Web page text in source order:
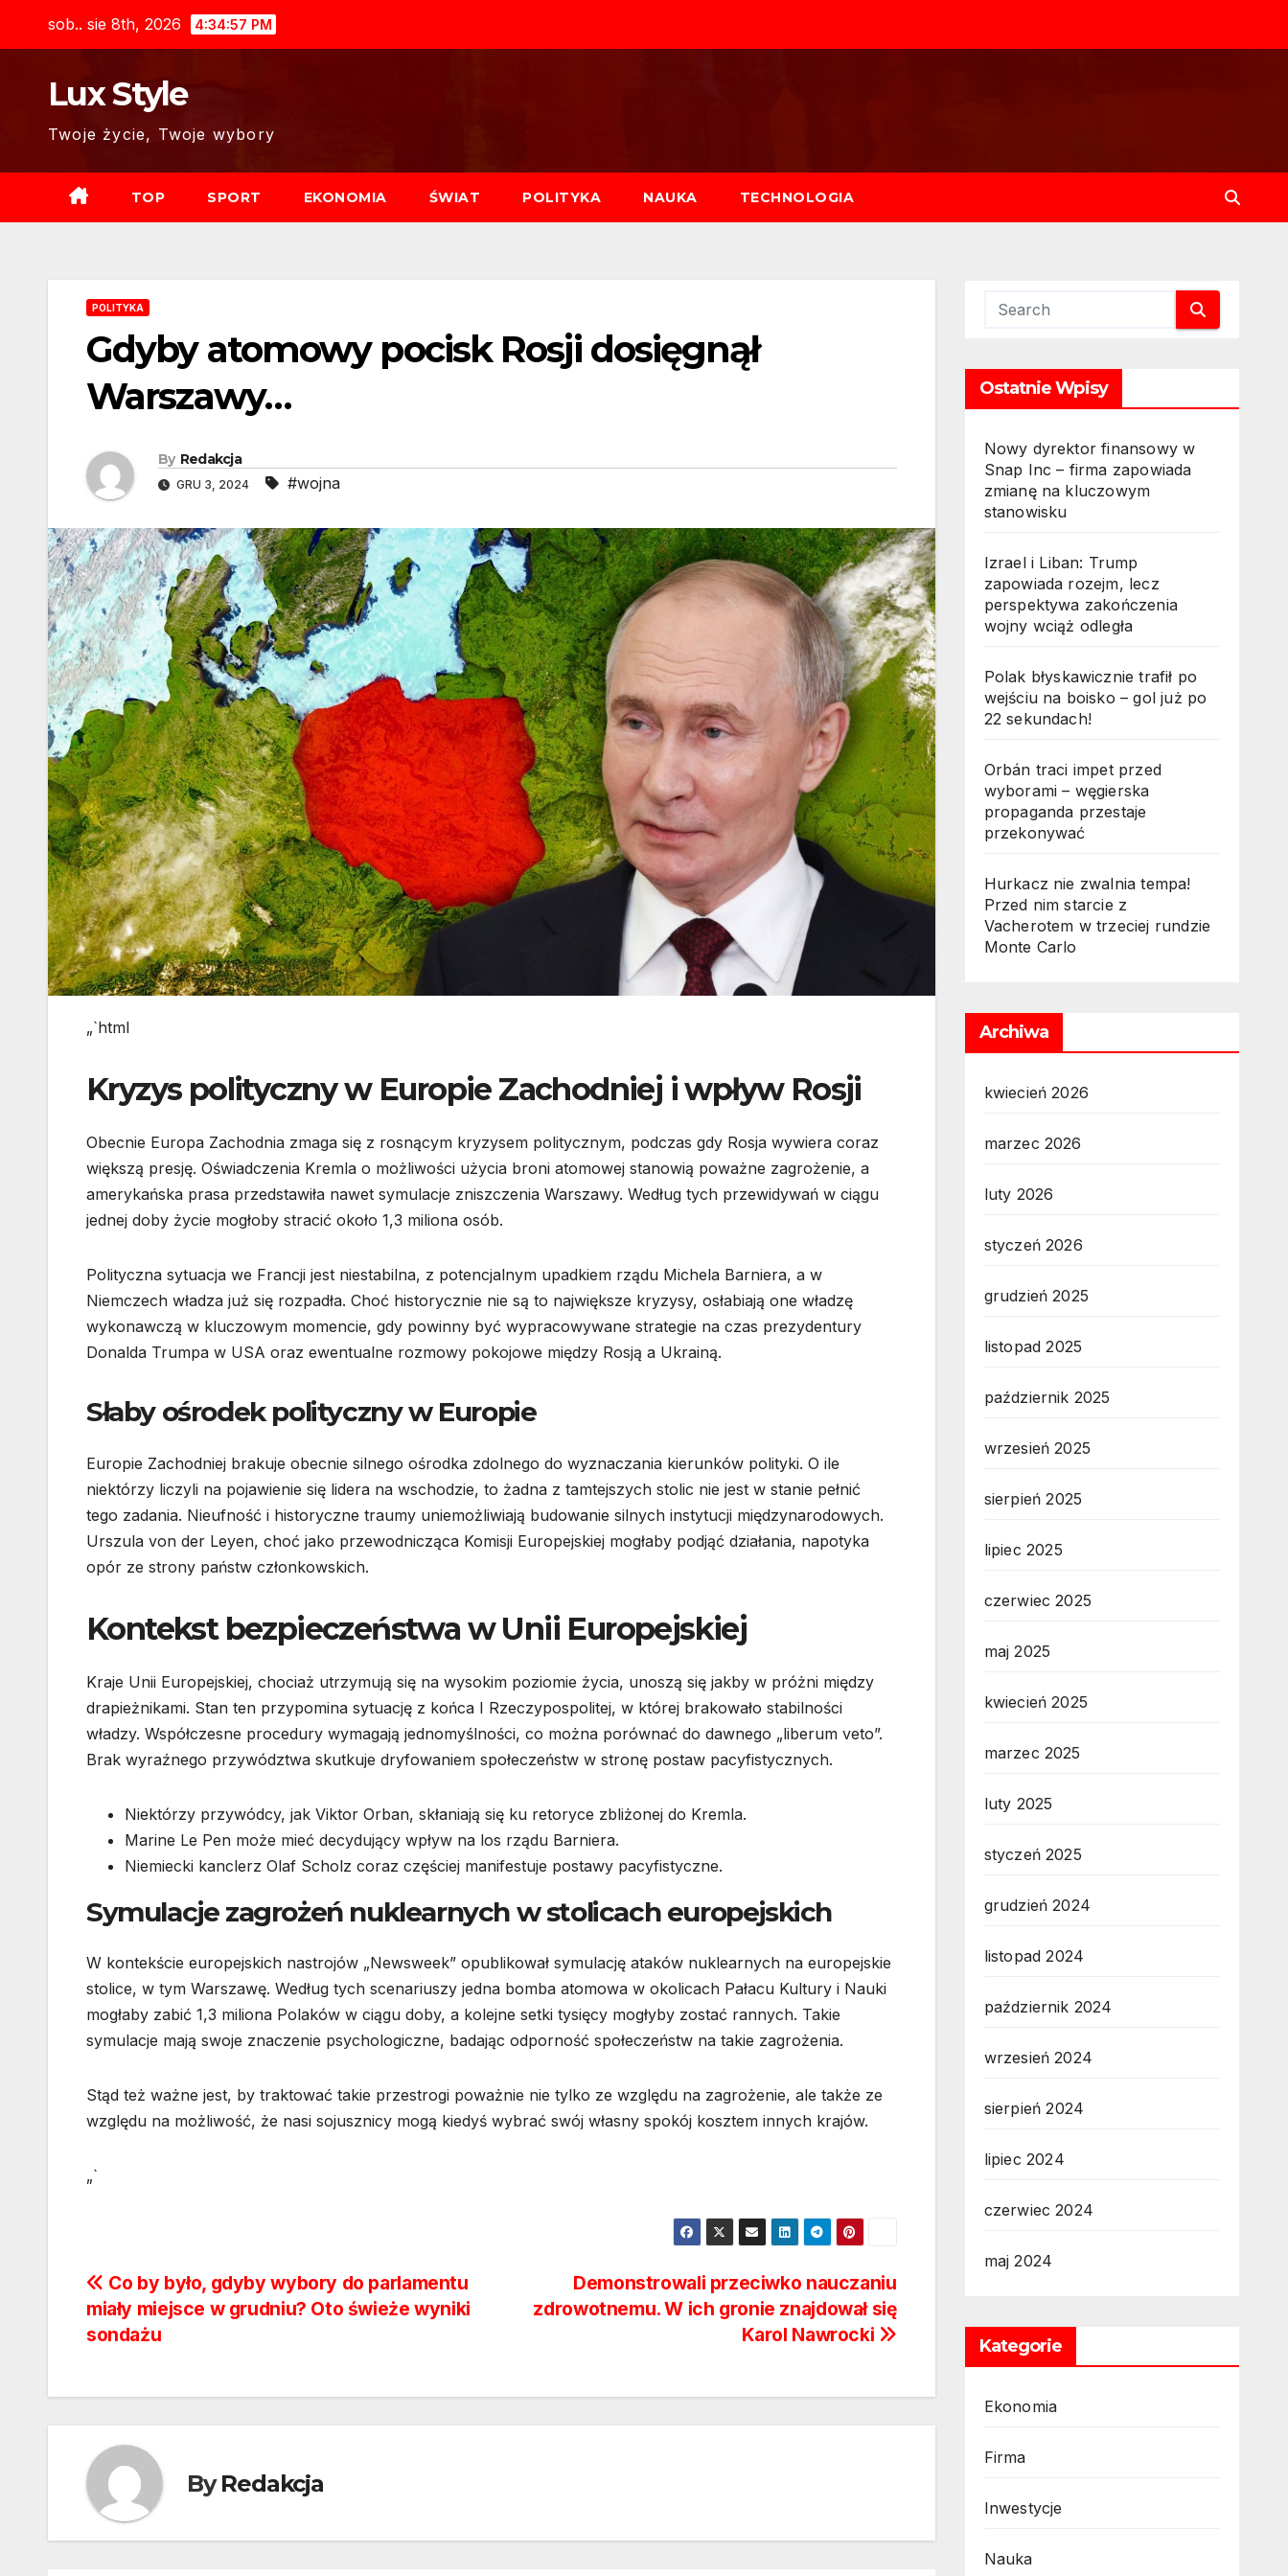
sob.. sie 8th, 2026 4:34:58 PM
Lux Style
Twoje życie, Twoje wybory
TOP SPORT EKONOMIA ŚWIAT POLITYKA NAUKA TECHNOLOGIA
POLITYKA
Gdyby atomowy pocisk Rosji dosięgnął
Warszawy…
By Redakcja
GRU 3, 2024 #wojna
„`html
Kryzys polityczny w Europie Zachodniej i wpływ Rosji
Obecnie Europa Zachodnia zmaga się z rosnącym kryzysem politycznym, podczas gdy Rosja wywiera coraz
większą presję. Oświadczenia Kremla o możliwości użycia broni atomowej stanowią poważne zagrożenie, a
amerykańska prasa przedstawiła nawet symulacje zniszczenia Warszawy. Według tych przewidywań w ciągu
jednej doby życie mogłoby stracić około 1,3 miliona osób.
Polityczna sytuacja we Francji jest niestabilna, z potencjalnym upadkiem rządu Michela Barniera, a w
Niemczech władza już się rozpadła. Choć historycznie nie są to największe kryzysy, osłabiają one władzę
wykonawczą w kluczowym momencie, gdy powinny być wypracowywane strategie na czas prezydentury
Donalda Trumpa w USA oraz ewentualne rozmowy pokojowe między Rosją a Ukrainą.
Słaby ośrodek polityczny w Europie
Europie Zachodniej brakuje obecnie silnego ośrodka zdolnego do wyznaczania kierunków polityki. O ile
niektórzy liczyli na pojawienie się lidera na wschodzie, to żadna z tamtejszych stolic nie jest w stanie pełnić
tego zadania. Nieufność i historyczne traumy uniemożliwiają budowanie silnych instytucji międzynarodowych.
Urszula von der Leyen, choć jako przewodnicząca Komisji Europejskiej mogłaby podjąć działania, napotyka
opór ze strony państw członkowskich.
Kontekst bezpieczeństwa w Unii Europejskiej
Kraje Unii Europejskiej, chociaż utrzymują się na wysokim poziomie życia, unoszą się jakby w próżni między
drapieżnikami. Stan ten przypomina sytuację z końca I Rzeczypospolitej, w której brakowało stabilności
władzy. Współczesne procedury wymagają jednomyślności, co można porównać do dawnego „liberum veto”.
Brak wyraźnego przywództwa skutkuje dryfowaniem społeczeństw w stronę postaw pacyfistycznych.
Niektórzy przywódcy, jak Viktor Orban, skłaniają się ku retoryce zbliżonej do Kremla.
Marine Le Pen może mieć decydujący wpływ na los rządu Barniera.
Niemiecki kanclerz Olaf Scholz coraz częściej manifestuje postawy pacyfistyczne.
Symulacje zagrożeń nuklearnych w stolicach europejskich
W kontekście europejskich nastrojów „Newsweek” opublikował symulację ataków nuklearnych na europejskie
stolice, w tym Warszawę. Według tych scenariuszy jedna bomba atomowa w okolicach Pałacu Kultury i Nauki
mogłaby zabić 1,3 miliona Polaków w ciągu doby, a kolejne setki tysięcy mogłyby zostać rannych. Takie
symulacje mają swoje znaczenie psychologiczne, badając odporność społeczeństw na takie zagrożenia.
Stąd też ważne jest, by traktować takie przestrogi poważnie nie tylko ze względu na zagrożenie, ale także ze
względu na możliwość, że nasi sojusznicy mogą kiedyś wybrać swój własny spokój kosztem innych krajów.
„`
Nawigacja
wpisu
Demonstrowali przeciwko nauczaniu
zdrowotnemu. W ich gronie znajdował się
Karol Nawrocki
Co by było, gdyby wybory do parlamentu
miały miejsce w grudniu? Oto świeże wyniki
sondażu
ByRedakcja
Ostatnie Wpisy
Nowy dyrektor finansowy w
Snap Inc – firma zapowiada
zmianę na kluczowym
stanowisku
Izrael i Liban: Trump
zapowiada rozejm, lecz
perspektywa zakończenia
wojny wciąż odległa
Polak błyskawicznie trafił po
wejściu na boisko – gol już po
22 sekundach!
Orbán traci impet przed
wyborami – węgierska
propaganda przestaje
przekonywać
Hurkacz nie zwalnia tempa!
Przed nim starcie z
Vacherotem w trzeciej rundzie
Monte Carlo
Archiwa
kwiecień 2026
marzec 2026
luty 2026
styczeń 2026
grudzień 2025
listopad 2025
październik 2025
wrzesień 2025
sierpień 2025
lipiec 2025
czerwiec 2025
maj 2025
kwiecień 2025
marzec 2025
luty 2025
styczeń 2025
grudzień 2024
listopad 2024
październik 2024
wrzesień 2024
sierpień 2024
lipiec 2024
czerwiec 2024
maj 2024
Kategorie
Ekonomia
Firma
Inwestycje
Nauka